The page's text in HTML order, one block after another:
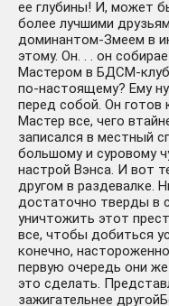
ее глубины! И, может
более лучшими
доминантом-Змеем в
этому. Он. . . он
Мастером в БДСМ-
по-настоящему? Ему
перед собой. Он готов
Мастер все, чего
записался в местный
большому и суровому
настрой Вэнса. И вот
другом в раздевалке.
достаточно тверды в
уничтожить этот
все, чтобы добиться
конечно,
первую очередь они
это сделать.
зажигательнее